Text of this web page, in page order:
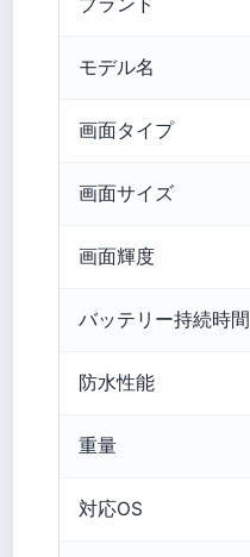
モデル名
画面タイプ
画面サイズ
画面輝度
バッテリー持続時間
防水性能
重量
対応OS